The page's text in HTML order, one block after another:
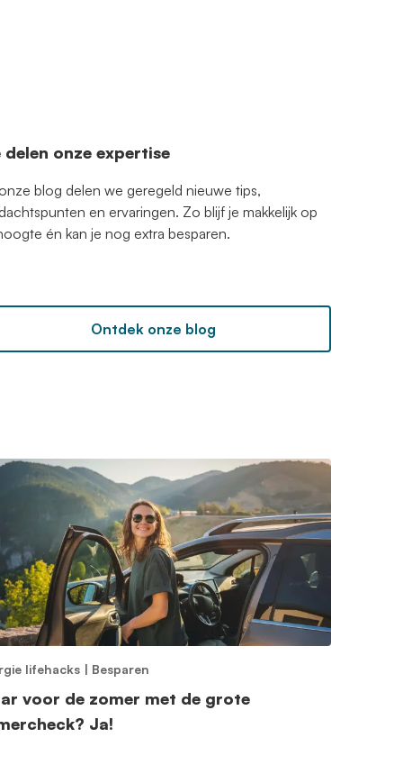
delen onze expertise
blog delen we geregeld nieuwe tips,
en ervaringen. Zo blijf je makkelijk op
én kan je nog extra besparen.
Ontdek onze blog
lifehacks | Besparen
voor de zomer met de grote
Ja!